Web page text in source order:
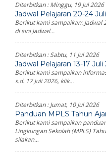
Diterbitkan :Minggu, 19 Jul 2026
Jadwal Pelajaran 20-24
Berikut kami sampaikan: Jadwal
di sini Jadwal...
Diterbitkan :Sabtu, 11 Jul 2026
Jadwal Pelajaran 13-17 Juli
Berikut kami sampaikan
s.d. 17 Juli 2026, klik...
Diterbitkan :Jumat, 10 Jul 2026
Panduan MPLS Tahun
Berikut kami sampaikan
Lingkungan Sekolah (MPLS)
silakan...